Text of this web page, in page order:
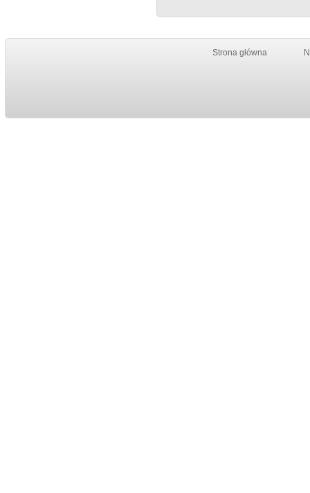
Strona główna